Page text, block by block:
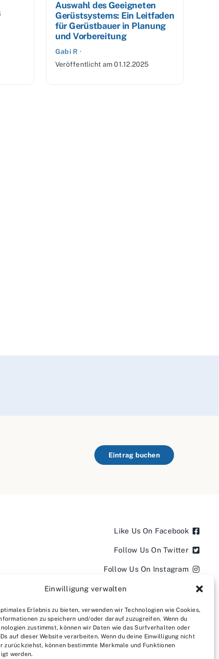
Einwilligung verwalten
Erlebnis zu bieten, verwenden wir Technologien wie Cookies,
zu speichern und/oder darauf zuzugreifen. Wenn du
zustimmst, können wir Daten wie das Surfverhalten oder
auf dieser Website verarbeiten. Wenn du deine Einwilligung nicht
zurückziehst, können bestimmte Merkmale und Funktionen
werden.
Auswahl des Geeigneten
Gerüstsystems: Ein Leitfaden
für Gerüstbauer in Planung
und Vorbereitung
Gabi R ·
Veröffentlicht am01.12.2025
Eintrag buchen
Like Us On Facebook
Follow Us On Twitter
Follow Us On Instagram
Follow Us On LinkedIn
Follow us on YouTube
Follow us on Pinterest